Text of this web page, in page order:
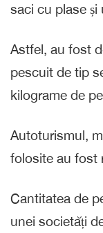
saci cu plase și
Astfel, au fost
pescuit de tip
kilograme de
Autoturismul,
folosite au fost
Cantitatea de
unei societăți